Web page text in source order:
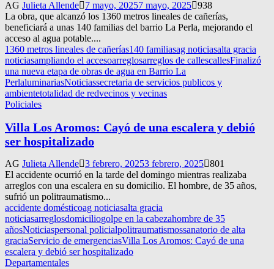
AG Julieta Allende 7 mayo, 20257 mayo, 2025 938
La obra, que alcanzó los 1360 metros lineales de cañerías,
beneficiará a unas 140 familias del barrio La Perla, mejorando el
acceso al agua potable....
1360 metros lineales de cañerías140 familiasag noticiasalta gracia
noticiasampliando el accesoarreglosarreglos de callescallesFinalizó
una nueva etapa de obras de agua en Barrio La
PerlaluminariasNoticiassecretaria de servicios publicos y
ambientetotalidad de redvecinos y vecinas
Policiales
Villa Los Aromos: Cayó de una escalera y debió
ser hospitalizado
AG Julieta Allende 3 febrero, 20253 febrero, 2025 801
El accidente ocurrió en la tarde del domingo mientras realizaba
arreglos con una escalera en su domicilio. El hombre, de 35 años,
sufrió un politraumatismo...
accidente domésticoag noticiasalta gracia
noticiasarreglosdomiciliogolpe en la cabezahombre de 35
añosNoticiaspersonal policialpolitraumatismossanatorio de alta
graciaServicio de emergenciasVilla Los Aromos: Cayó de una
escalera y debió ser hospitalizado
Departamentales